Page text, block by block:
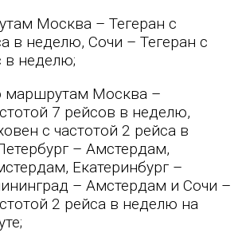
Москва – Тегеран с
в неделю, Сочи – Тегеран с
в неделю;
маршрутам Москва –
7 рейсов в неделю,
с частотой 2 рейса в
– Амстердам,
Екатеринбург –
– Амстердам и Сочи –
2 рейса в неделю на